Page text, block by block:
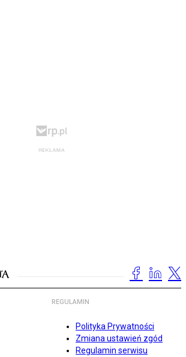
REGULAMIN
Polityka Prywatności
Zmiana ustawień zgód
Regulamin serwisu